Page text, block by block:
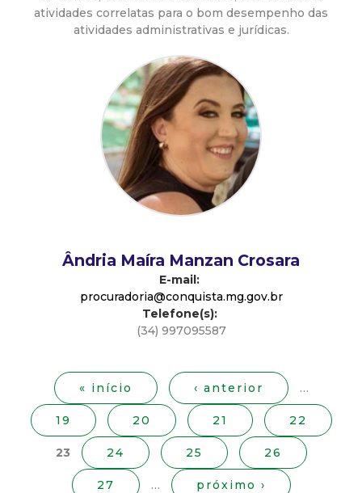
i
n
q
atividades correlatas para o bom desempenho das
atividades administrativas e jurídicas.
Ândria Maíra Manzan Crosara
E-mail:
procuradoria@conquista.mg.gov.br
Telefone(s):
(34) 997095587
n
« início ‹ anterior …
19 20 21 22
23 24 25 26
27 … próximo ›